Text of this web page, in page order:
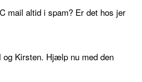
mail altid i spam? Er det hos jer
Kirsten. Hjælp nu med den